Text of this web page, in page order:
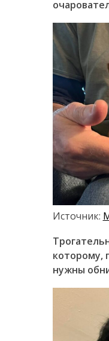
Источник:
которому,
нужны